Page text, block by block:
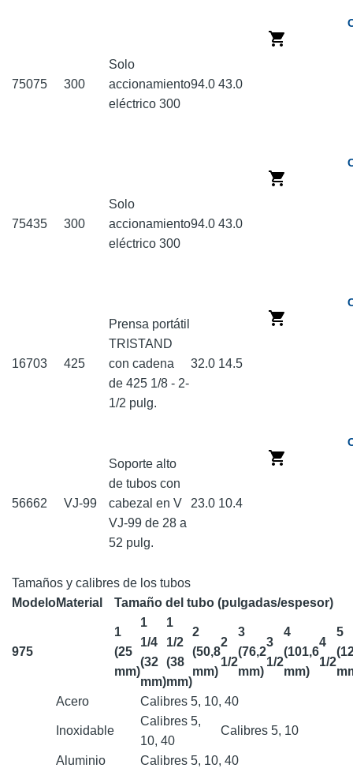
75075 300
Solo
accionamiento
eléctrico 300
94.0 43.0
75435 300
Solo
accionamiento
eléctrico 300
94.0 43.0
16703 425
Prensa portátil
TRISTAND
con cadena
de 425 1/8 - 2-
1/2 pulg.
32.0 14.5
56662 VJ-99
Soporte alto
de tubos con
cabezal en V
VJ-99 de 28 a
52 pulg.
23.0 10.4
Tamaños y calibres de los tubos
ModeloMaterial Tamaño del tubo (pulgadas/espesor)
975
1
(25
mm)
1
1/4
(32
mm)
1
1/2
(38
mm)
2
(50,8
mm)
2
1/2
3
(76,2
mm)
3
1/2
4
(101,6
mm)
4
1/2
5
Acero Calibres 5, 10, 40
Inoxidable
Calibres 5,
10, 40
Calibres 5, 10
Aluminio
Calibres 5, 10, 40